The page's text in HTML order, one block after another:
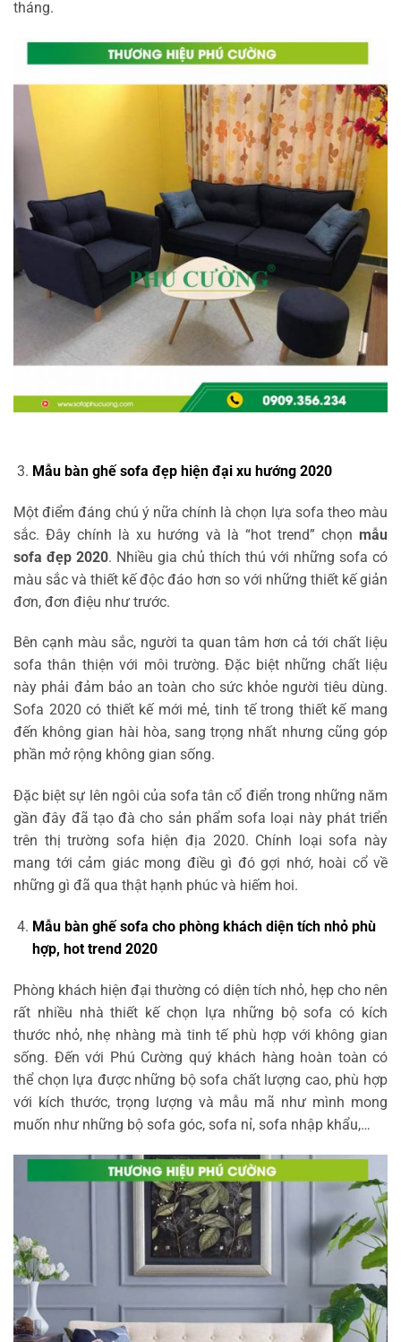
tháng.
Mẫu bàn ghế sofa đẹp hiện đại xu hướng 2020
Một điểm đáng chú ý nữa chính là chọn lựa sofa theo màu
sắc. Đây chính là xu hướng và là “hot trend” chọn mẫu
sofa đẹp 2020. Nhiều gia chủ thích thú với những sofa có
màu sắc và thiết kế độc đáo hơn so với những thiết kế giản
đơn, đơn điệu như trước.
Bên cạnh màu sắc, người ta quan tâm hơn cả tới chất liệu
sofa thân thiện với môi trường. Đặc biệt những chất liệu
này phải đảm bảo an toàn cho sức khỏe người tiêu dùng.
Sofa 2020 có thiết kế mới mẻ, tinh tế trong thiết kế mang
đến không gian hài hòa, sang trọng nhất nhưng cũng góp
phần mở rộng không gian sống.
Đặc biệt sự lên ngôi của sofa tân cổ điển trong những năm
gần đây đã tạo đà cho sản phẩm sofa loại này phát triển
trên thị trường sofa hiện địa 2020. Chính loại sofa này
mang tới cảm giác mong điều gì đó gợi nhớ, hoài cổ về
những gì đã qua thật hạnh phúc và hiếm hoi.
Mẫu bàn ghế sofa cho phòng khách diện tích nhỏ phù
hợp, hot trend 2020
Phòng khách hiện đại thường có diện tích nhỏ, hẹp cho nên
rất nhiều nhà thiết kế chọn lựa những bộ sofa có kích
thước nhỏ, nhẹ nhàng mà tinh tế phù hợp với không gian
sống. Đến với Phú Cường quý khách hàng hoàn toàn có
thể chọn lựa được những bộ sofa chất lượng cao, phù hợp
với kích thước, trọng lượng và mẫu mã như mình mong
muốn như những bộ sofa góc, sofa nỉ, sofa nhập khẩu,…